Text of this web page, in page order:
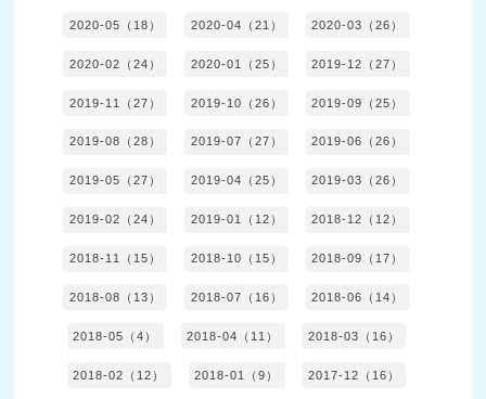
2020-05（18） 2020-04（21） 2020-03（26）
2020-02（24） 2020-01（25） 2019-12（27）
2019-11（27） 2019-10（26） 2019-09（25）
2019-08（28） 2019-07（27） 2019-06（26）
2019-05（27） 2019-04（25） 2019-03（26）
2019-02（24） 2019-01（12） 2018-12（12）
2018-11（15） 2018-10（15） 2018-09（17）
2018-08（13） 2018-07（16） 2018-06（14）
2018-05（4） 2018-04（11） 2018-03（16）
2018-02（12） 2018-01（9） 2017-12（16）